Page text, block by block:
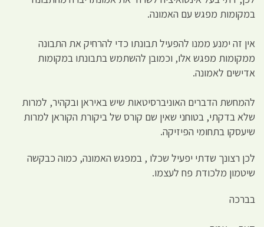
במקומות מפגש עם האמונה.
אין זה ימנע ממנו להפעיל תבונתו כדי להרחיק את התבונה
ממקומות מפגש אלו, וכמובן להשתמש בתבונתו במקומות
אדישים לאמונה.
להמחשת הדברים האוניברסיטאות שיש באיראן ובקהיר, למרות
שלא בדקתי, בטוחני שאין שם קורס של ביקורת הקוראן למרות
שיעסקו בתחומי הפיזיקה.
לכן רצונך שדתי יפעיל שכלו , במפגש האמונה, כמוה כבקשה
שיטמון מלכודת פח לעצמו.
בברכה